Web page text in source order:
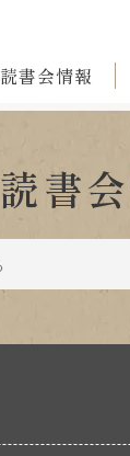
読書会情報
読書